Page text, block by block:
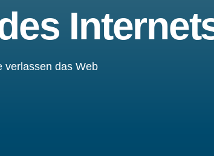
verlassen das Web